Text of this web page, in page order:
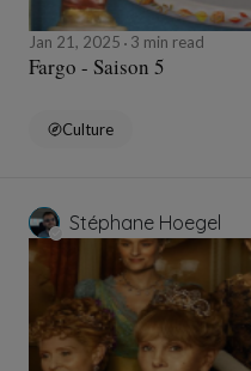
Jan 21, 2025 3 min read
Fargo - Saison 5
Culture
Stéphane Hoegel